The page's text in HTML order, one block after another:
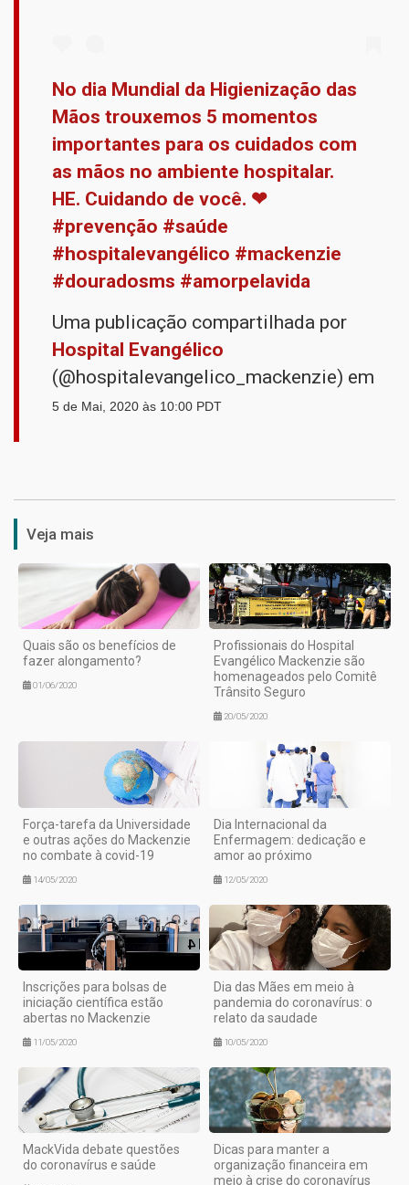
No dia Mundial da Higienização das
Mãos trouxemos 5 momentos
importantes para os cuidados com
as mãos no ambiente hospitalar. ⠀
HE. Cuidando de você. ❤ ⠀
#prevenção #saúde
#hospitalevangélico #mackenzie
#douradosms #amorpelavida
Uma publicação compartilhada por
Hospital Evangélico
(@hospitalevangelico_mackenzie) em
5 de Mai, 2020 às 10:00 PDT
Veja mais
Quais são os benefícios de
fazer alongamento?
01/06/2020
Profissionais do Hospital
Evangélico Mackenzie são
homenageados pelo Comitê
Trânsito Seguro
20/05/2020
Força-tarefa da Universidade
e outras ações do Mackenzie
no combate à covid-19
14/05/2020
Dia Internacional da
Enfermagem: dedicação e
amor ao próximo
12/05/2020
Inscrições para bolsas de
iniciação científica estão
abertas no Mackenzie
11/05/2020
Dia das Mães em meio à
pandemia do coronavírus: o
relato da saudade
10/05/2020
MackVida debate questões
do coronavírus e saúde
Dicas para manter a
organização financeira em
meio à crise do coronavírus